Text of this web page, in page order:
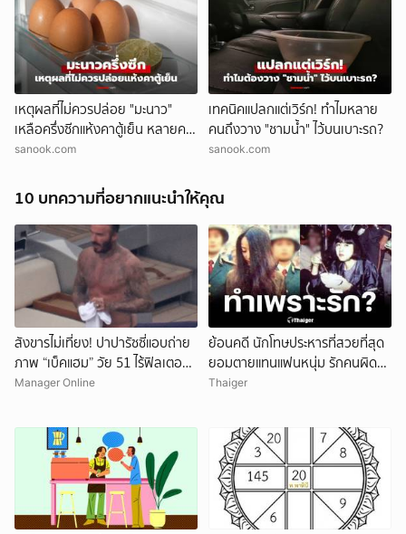
เหตุผลที่ไม่ควรปล่อย "มะนาว"
เหลือครึ่งซีกแห้งคาตู้เย็น หลายคน
พลาดไม่รู้ตัว
sanook.com
เทคนิคแปลกแต่เวิร์ก! ทำไมหลาย
คนถึงวาง "ชามน้ำ" ไว้บนเบาะรถ?
sanook.com
10 บทความที่อยากแนะนำให้คุณ
สังขารไม่เที่ยง! ปาปารัซซี่แอบถ่าย
ภาพ “เบ็คแฮม” วัย 51 ไร้ฟิลเตอร์
เผยให้เห็นผมบาง-ศีรษะล้าน
Manager Online
ย้อนคดี นักโทษประหารที่สวยที่สุด
ยอมตายแทนแฟนหนุ่ม รักคนผิด
ชีวิตดิ่งเหว
Thaiger